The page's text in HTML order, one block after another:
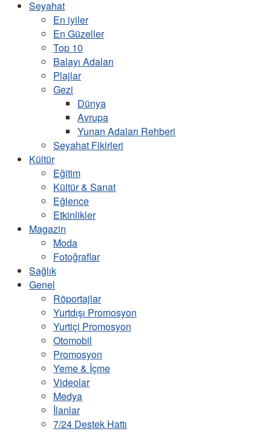
Seyahat
En iyiler
En Güzeller
Top 10
Balayı Adaları
Plajlar
Gezi
Dünya
Avrupa
Yunan Adaları Rehberi
Seyahat Fikirleri
Kültür
Eğitim
Kültür & Sanat
Eğlence
Etkinlikler
Magazin
Moda
Fotoğraflar
Sağlık
Genel
Röportajlar
Yurtdışı Promosyon
Yurtiçi Promosyon
Otomobil
Promosyon
Yeme & İçme
Videolar
Medya
İlanlar
7/24 Destek Hattı